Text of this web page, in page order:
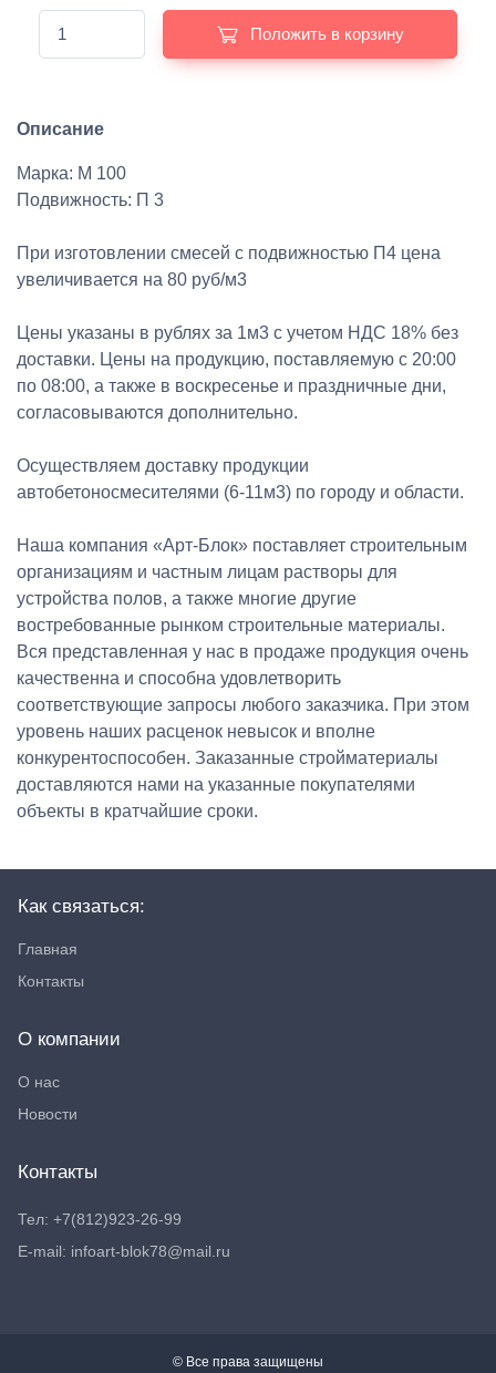
Положить в корзину
Описание
Марка: М 100
Подвижность: П 3
При изготовлении смесей с подвижностью П4 цена
увеличивается на 80 руб/м3
Цены указаны в рублях за 1м3 с учетом НДС 18% без
доставки. Цены на продукцию, поставляемую с 20:00
по 08:00, а также в воскресенье и праздничные дни,
согласовываются дополнительно.
Осуществляем доставку продукции
автобетоносмесителями (6-11м3) по городу и области.
Наша компания «Арт-Блок» поставляет строительным
организациям и частным лицам растворы для
устройства полов, а также многие другие
востребованные рынком строительные материалы.
Вся представленная у нас в продаже продукция очень
качественна и способна удовлетворить
соответствующие запросы любого заказчика. При этом
уровень наших расценок невысок и вполне
конкурентоспособен. Заказанные стройматериалы
доставляются нами на указанные покупателями
объекты в кратчайшие сроки.
Как связаться:
Главная
Контакты
О компании
О нас
Новости
Контакты
Тел: +7(812)923-26-99
E-mail: infoart-blok78@mail.ru
© Все права защищены